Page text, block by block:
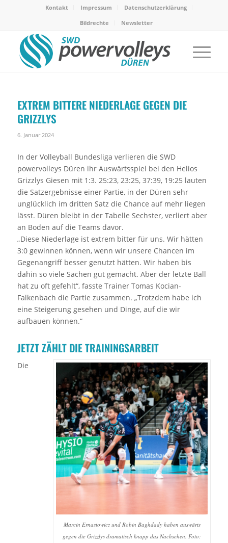
Kontakt Impressum
Datenschutzerklärung
Bildrechte
Newsletter
EXTREM BITTERE NIEDERLAGE GEGEN DIE
GRIZZLYS
6. Januar 2024
In der Volleyball Bundesliga verlieren die SWD
powervolleys Düren ihr Auswärtsspiel bei den Helios
Grizzlys Giesen mit 1:3. 25:23, 23:25, 37:39, 19:25 lauten
die Satzergebnisse einer Partie, in der Düren sehr
unglücklich im dritten Satz die Chance auf mehr liegen
lässt. Düren bleibt in der Tabelle Sechster, verliert aber
an Boden auf die Teams davor.
„Diese Niederlage ist extrem bitter für uns. Wir hätten
3:0 gewinnen können, wenn wir unsere Chancen im
Gegenangriff besser genutzt hätten. Wir haben bis
dahin so viele Sachen gut gemacht. Aber der letzte Ball
hat zu oft gefehlt“, fasste Trainer Tomas Kocian-
Falkenbach die Partie zusammen. „Trotzdem habe ich
eine Steigerung gesehen und Dinge, auf die wir
aufbauen können.“
JETZT ZÄHLT DIE TRAININGSARBEIT
Marcin Ernastowicz und Robin Baghdady haben auswärts
gegen die Grizzlys dramatisch knapp das Nachsehen. Foto:
Die